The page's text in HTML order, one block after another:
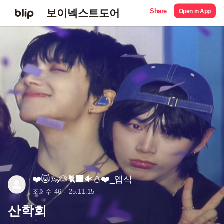
보이넥스트도어 Share Open in App
❤️🐱🦦🐶🐈‍⬛🐠⛄️❤️_앱삭
조회수 46 25.11.15
산학회